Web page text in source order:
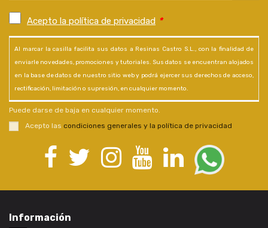
Acepto la política de privacidad *
Al marcar la casilla facilita sus datos a Resinas Castro S.L., con la finalidad de
enviarle novedades, promociones y tutoriales. Sus datos se encuentran alojados
en la base de datos de nuestro sitio web y podrá ejercer sus derechos de acceso,
rectificación, limitación o supresión, en cualquier momento.
Puede darse de baja en cualquier momento.
Acepto las condiciones generales y la política de privacidad
Información